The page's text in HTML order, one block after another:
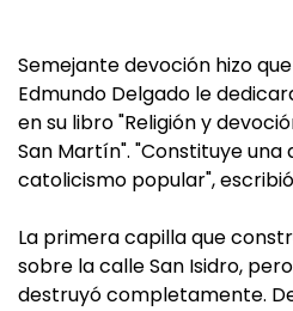
Semejante devoción hizo
Edmundo Delgado le
en su libro "Religión y
San Martín". "Constituye
catolicismo popular",
La primera capilla que
sobre la calle San Isidro,
destruyó completamente.